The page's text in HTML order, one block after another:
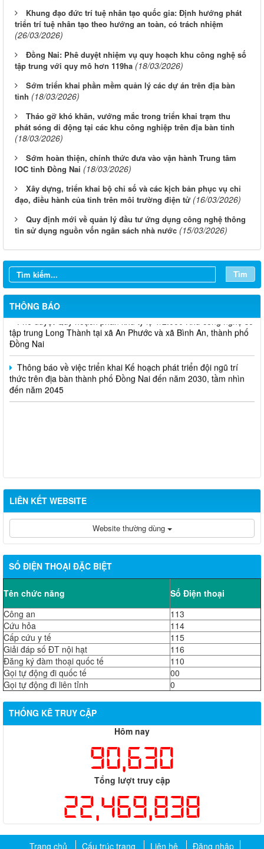
Khung đạo đức trí tuệ nhân tạo quốc gia: Định hướng phát
triển trí tuệ nhân tạo theo hướng an toàn, có trách nhiệm
(26/03/2026)
Đồng Nai: Phê duyệt nhiệm vụ quy hoạch khu công nghệ số
tập trung với quy mô hơn 119ha (18/03/2026)
Sớm triển khai phần mềm quản lý các dự án trên địa bàn
tỉnh (18/03/2026)
Tháo gỡ khó khăn, vướng mắc trong triển khai trạm thu
phát sóng di động tại các khu công nghiệp trên địa bàn tỉnh
(18/03/2026)
Sớm hoàn thiện, chính thức đưa vào vận hành Trung tâm
IOC tỉnh Đồng Nai (18/03/2026)
Xây dựng, triển khai bộ chỉ số và các kịch bản phục vụ chỉ
đạo, điều hành của tỉnh trên môi trường điện tử (16/03/2026)
Quy định mới về quản lý đầu tư ứng dụng công nghệ thông
tin sử dụng nguồn vốn ngân sách nhà nước (15/03/2026)
Tìm
THÔNG BÁO
Thông báo Tuyển chọn tổ chức và cá nhân chủ trì thực hiện
nhiệm vụ khoa học và công nghệ cấp thành phố sử dụng ngân
Thông báo Kế hoạch mở hồ sơ tham gia Tuyển chọn tổ chức và
cá nhân chủ trì thực hiện nhiệm vụ khoa học và công nghệ thực
hiện năm 2026 (đợt 1) lần 2
Phê duyệt Quy hoạch phân khu tỷ lệ 1/2.000 Khu công nghệ số
tập trung Long Thành tại xã An Phước và xã Bình An, thành phố
Đồng Nai
Thông báo về việc triển khai Kế hoạch phát triển đội ngũ trí
thức trên địa bàn thành phố Đồng Nai đến năm 2030, tầm nhìn
đến năm 2045
LIÊN KẾT WEBSITE
Website thường dùng
SỐ ĐIỆN THOẠI ĐẶC BIỆT
Tên chức năng
Số Điện thoại
Công an
113
Cứu hỏa
114
Cấp cứu y tế
115
Giải đáp số ĐT nội hạt
116
Đăng ký đàm thoại quốc tế
110
Gọi tự động đi quốc tế
00
Gọi tự động đi liên tỉnh
0
THỐNG KÊ TRUY CẬP
Hôm nay
90,630
Tổng lượt truy cập
22,469,838
Trang chủ Cấu trúc trang Liên hệ Đăng nhập